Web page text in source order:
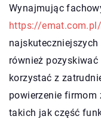
Wynajmując
https://emat.com.pl/
również
korzystać z
powierzenie firmom
takich jak część